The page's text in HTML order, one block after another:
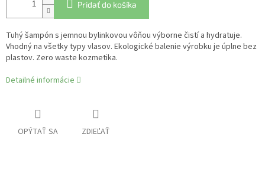
Pridať do košíka
Tuhý šampón s jemnou bylinkovou vôňou výborne čistí a hydratuje.
Vhodný na všetky typy vlasov. Ekologické balenie výrobku je úplne bez
plastov. Zero waste kozmetika.
Detailné informácie
OPÝTAŤ SA ZDIEĽAŤ